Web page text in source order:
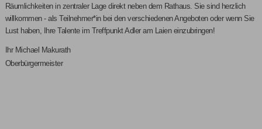
Räumlichkeiten in zentraler Lage direkt neben dem Rathaus. Sie sind herzlich
willkommen - als Teilnehmer*in bei den verschiedenen Angeboten oder wenn Sie
Lust haben, Ihre Talente im Treffpunkt Adler am Laien einzubringen!
Ihr Michael Makurath
Oberbürgermeister